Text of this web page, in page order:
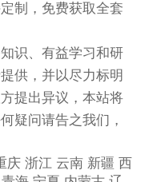
制，免费获取全套
识、有益学习和研
供，并以尽力标明
提出异议，本站将
疑问请告之我们，
庆 浙江 云南 新疆 西